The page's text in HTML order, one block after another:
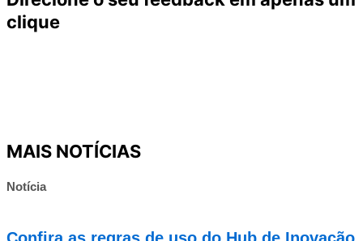
clique
MAIS NOTÍCIAS
Notícia